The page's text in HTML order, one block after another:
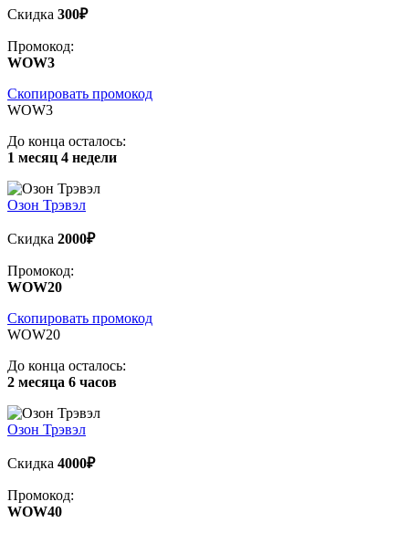
Скидка 300₽
Промокод:
WOW3
Скопировать промокод
WOW3
До конца осталось:
1 месяц 4 недели
Озон Трэвэл
Скидка 2000₽
Промокод:
WOW20
Скопировать промокод
WOW20
До конца осталось:
2 месяца 6 часов
Озон Трэвэл
Скидка 4000₽
Промокод:
WOW40